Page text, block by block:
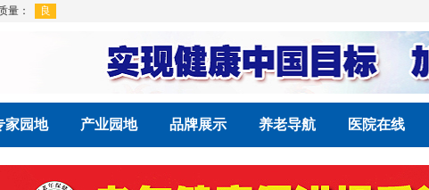
家园地 产业园地 品牌展示 养老导航 医院在线